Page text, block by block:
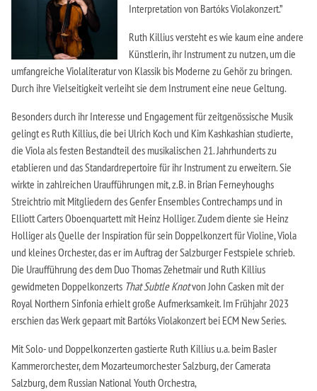
Interpretation von Bartóks Violakonzert.”
Ruth Killius versteht es wie kaum eine andere
Künstlerin, ihr Instrument zu nutzen, um die
umfangreiche Violaliteratur von Klassik bis Moderne zu Gehör zu bringen.
Durch ihre Vielseitigkeit verleiht sie dem Instrument eine neue Geltung.
Besonders durch ihr Interesse und Engagement für zeitgenössische Musik
gelingt es Ruth Killius, die bei Ulrich Koch und Kim Kashkashian studierte,
die Viola als festen Bestandteil des musikalischen 21. Jahrhunderts zu
etablieren und das Standardrepertoire für ihr Instrument zu erweitern. Sie
wirkte in zahlreichen Uraufführungen mit, z.B. in Brian Ferneyhoughs
Streichtrio mit Mitgliedern des Genfer Ensembles Contrechamps und in
Elliott Carters Oboenquartett mit Heinz Holliger. Zudem diente sie Heinz
Holliger als Quelle der Inspiration für sein Doppelkonzert für Violine, Viola
und kleines Orchester, das er im Auftrag der Salzburger Festspiele schrieb.
Die Uraufführung des dem Duo Thomas Zehetmair und Ruth Killius
gewidmeten Doppelkonzerts That Subtle Knotvon John Casken mit der
Royal Northern Sinfonia erhielt große Aufmerksamkeit. Im Frühjahr 2023
erschien das Werk gepaart mit Bartóks Violakonzert bei ECM New Series.
Mit Solo- und Doppelkonzerten gastierte Ruth Killius u.a. beim Basler
Kammerorchester, dem Mozarteumorchester Salzburg, der Camerata
Salzburg, dem Russian National Youth Orchestra,